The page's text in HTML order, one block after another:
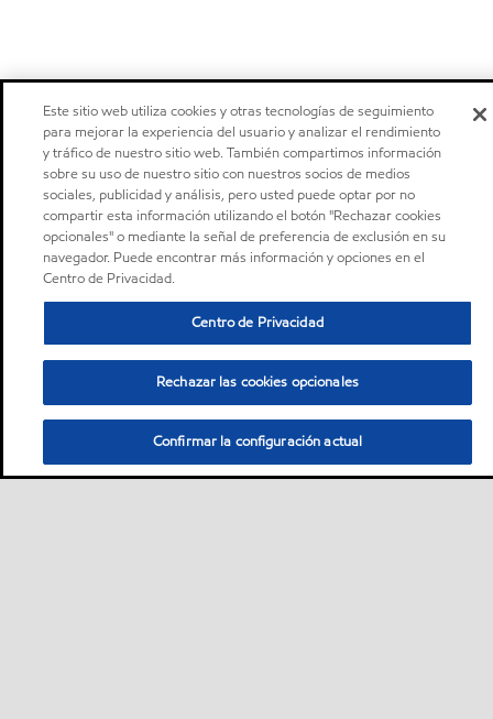
Este sitio web utiliza cookies y otras tecnologías de seguimiento
para mejorar la experiencia del usuario y analizar el rendimiento
y tráfico de nuestro sitio web. También compartimos información
sobre su uso de nuestro sitio con nuestros socios de medios
sociales, publicidad y análisis, pero usted puede optar por no
compartir esta información utilizando el botón "Rechazar cookies
opcionales" o mediante la señal de preferencia de exclusión en su
navegador. Puede encontrar más información y opciones en el
Centro de Privacidad.
Centro de Privacidad
Rechazar las cookies opcionales
Confirmar la configuración actual